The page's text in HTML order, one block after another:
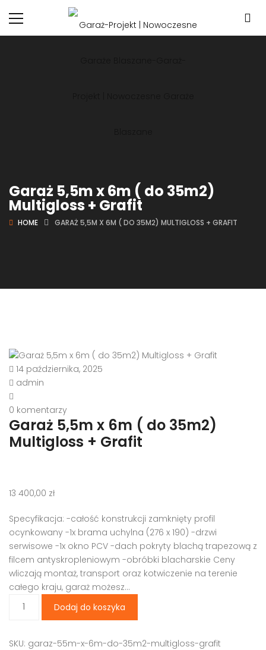
Garaż 5,5m x 6m ( do 35m2)
Multigloss + Grafit
HOME GARAŻ 5,5M X 6M ( DO 35M2) MULTIGLOSS + GRAFIT
14 października, 2025
admin
0 komentarzy
Garaż 5,5m x 6m ( do 35m2)
Multigloss + Grafit
13 400,00 zł
Specyfikacja: -całość konstrukcji zamknięty profil
ocynkowany -1x brama uchylna (276 x 190) -drzwi
serwisowe -1x okno PCV -dach pokryty blachą trapezową z
filcem antyskropleniowym -obróbki blacharskie Ceny
wliczają montaż, transport oraz kotwiczenie na terenie
całego kraju, garaż możesz…
Dodaj do koszyka
SKU: garaz-55m-x-6m-do-35m2-multigloss-grafit